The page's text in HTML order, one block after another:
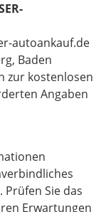
autoankauf.de
Baden
zur kostenlosen
Angaben
Prüfen Sie das
Erwartungen